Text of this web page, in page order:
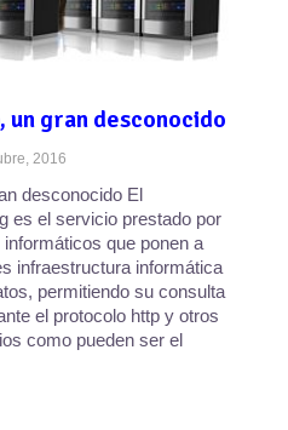
un gran desconocido
2016
desconocido El
es el servicio prestado por
que ponen a
infraestructura informática
permitiendo su consulta
el protocolo http y otros
como pueden ser el